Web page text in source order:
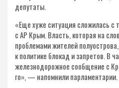
депутаты.
«Еще хуже ситуация сложилась
с АР Крым. Власть, которая на
проблемами жителей
к политике блокад и запретов. В
железнодорожное сообщение с
го», — напомнили парламентарии.